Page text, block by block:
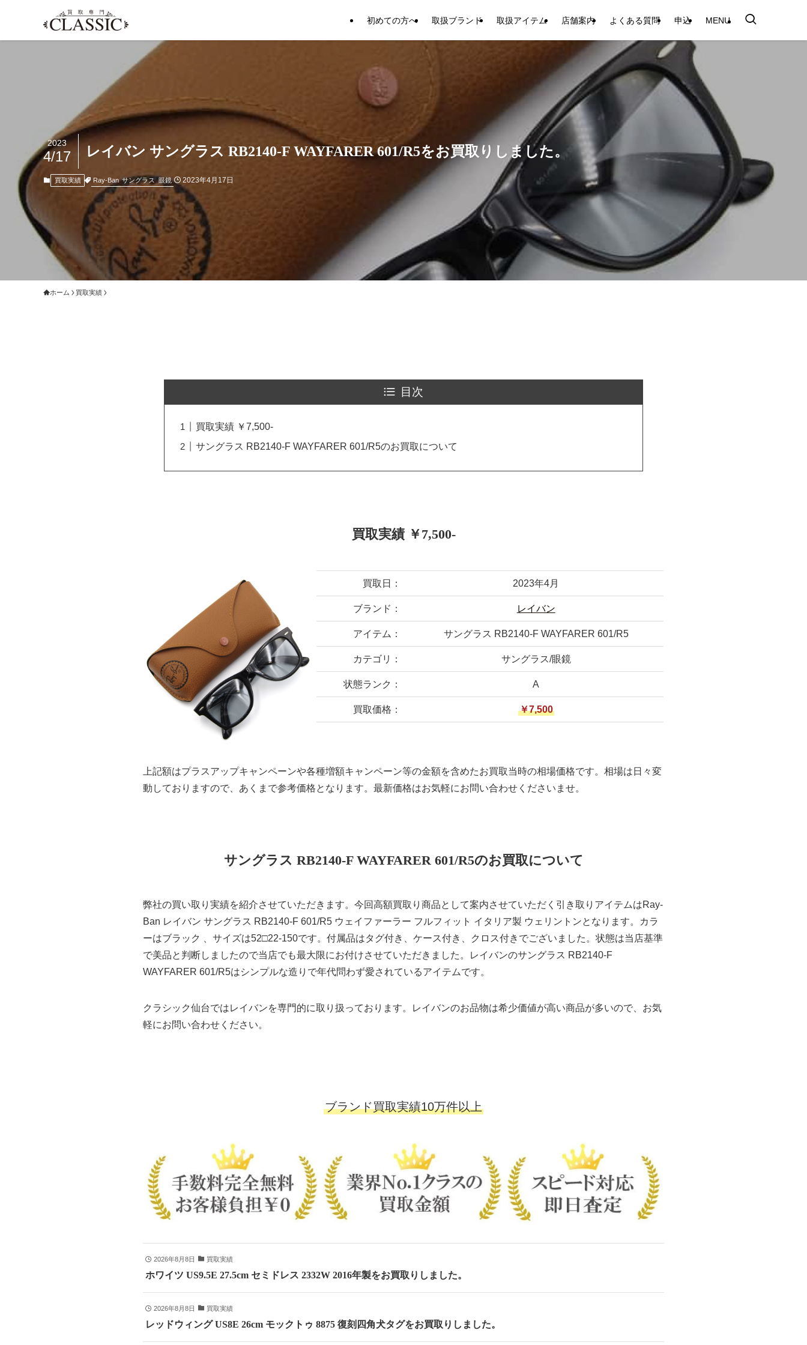
初めての方へ 取扱ブランド 取扱アイテム 店舗案内 よくある質問 申込 MENU
レイバン サングラス RB2140-F WAYFARER 601/R5をお買取りしました。
2023
4/17
買取実績 Ray-Ban サングラス 眼鏡 2023年4月17日
ホーム 買取実績
目次
買取実績 ￥7,500-
サングラス RB2140-F WAYFARER 601/R5のお買取について
買取実績 ￥7,500-
買取日： 2023年4月
ブランド： レイバン
アイテム： サングラス RB2140-F WAYFARER 601/R5
カテゴリ： サングラス/眼鏡
状態ランク： A
買取価格： ￥7,500
上記額はプラスアップキャンペーンや各種増額キャンペーン等の金額を含めたお買取当時の相場価格です。相場は日々変
動しておりますので、あくまで参考価格となります。最新価格はお気軽にお問い合わせくださいませ。
サングラス RB2140-F WAYFARER 601/R5のお買取について
弊社の買い取り実績を紹介させていただきます。今回高額買取り商品として案内させていただく引き取りアイテムはRay-
Ban レイバン サングラス RB2140-F 601/R5 ウェイファーラー フルフィット イタリア製 ウェリントンとなります。カラ
ーはブラック 、サイズは52□22-150です。付属品はタグ付き、ケース付き、クロス付きでございました。状態は当店基準
で美品と判断しましたので当店でも最大限にお付けさせていただきました。レイバンのサングラス RB2140-F
WAYFARER 601/R5はシンプルな造りで年代問わず愛されているアイテムです。
クラシック仙台ではレイバンを専門的に取り扱っております。レイバンのお品物は希少価値が高い商品が多いので、お気
軽にお問い合わせください。
ブランド買取実績10万件以上
2026年8月8日 買取実績
ホワイツ US9.5E 27.5cm セミドレス 2332W 2016年製をお買取りしました。
2026年8月8日 買取実績
レッドウィング US8E 26cm モックトゥ 8875 復刻四角犬タグをお買取りしました。